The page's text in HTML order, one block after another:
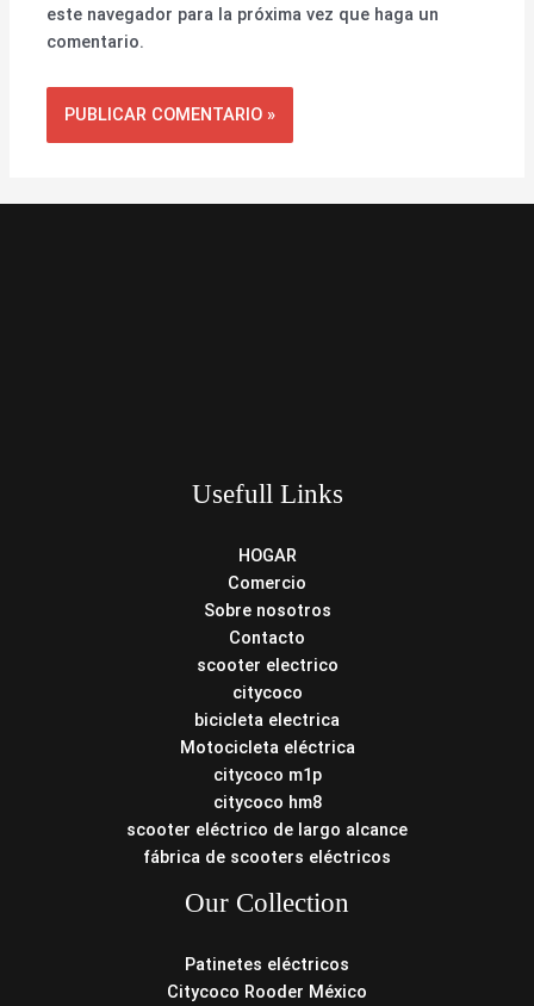
este navegador para la próxima vez que haga un
comentario.
Usefull Links
HOGAR
Comercio
Sobre nosotros
Contacto
scooter electrico
citycoco
bicicleta electrica
Motocicleta eléctrica
citycoco m1p
citycoco hm8
scooter eléctrico de largo alcance
fábrica de scooters eléctricos
Our Collection
Patinetes eléctricos
Citycoco Rooder México